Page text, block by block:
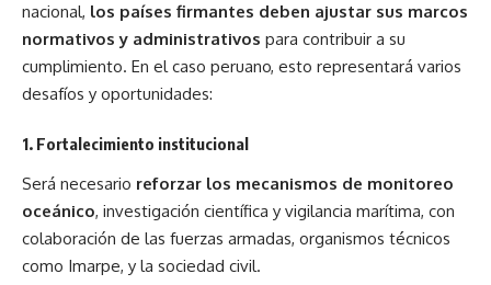
nacional, los países firmantes deben ajustar sus marcos
normativos y administrativos para contribuir a su
cumplimiento. En el caso peruano, esto representará varios
desafíos y oportunidades:
1. Fortalecimiento institucional
Será necesario reforzar los mecanismos de monitoreo
oceánico, investigación científica y vigilancia marítima, con
colaboración de las fuerzas armadas, organismos técnicos
como Imarpe, y la sociedad civil.